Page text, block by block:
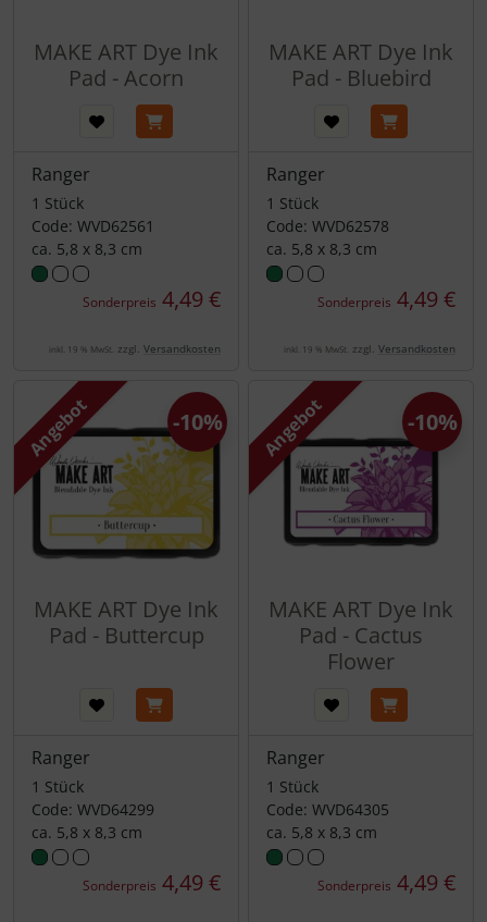
MAKE ART Dye Ink
Pad - Acorn
Ranger
1 Stück
Code: WVD62561
ca. 5,8 x 8,3 cm
Sonderpreis 4,49 €
inkl. 19 % MwSt. zzgl. Versandkosten
MAKE ART Dye Ink
Pad - Bluebird
Ranger
1 Stück
Code: WVD62578
ca. 5,8 x 8,3 cm
Sonderpreis 4,49 €
inkl. 19 % MwSt. zzgl. Versandkosten
Angebot
MAKE ART Dye Ink
Pad - Buttercup
Ranger
1 Stück
Code: WVD64299
ca. 5,8 x 8,3 cm
Sonderpreis 4,49 €
-10% Angebot
MAKE ART Dye Ink
Pad - Cactus
Flower
Ranger
1 Stück
Code: WVD64305
ca. 5,8 x 8,3 cm
Sonderpreis 4,49 €
-10%